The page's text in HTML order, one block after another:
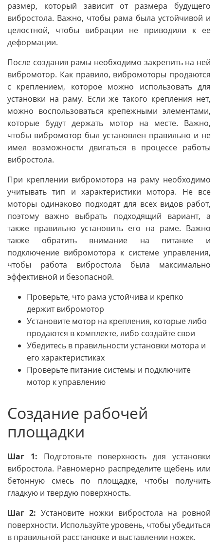
размер, который зависит от размера будущего
вибростола. Важно, чтобы рама была устойчивой и
целостной, чтобы вибрации не приводили к ее
деформации.
После создания рамы необходимо закрепить на ней
вибромотор. Как правило, вибромоторы продаются
с креплением, которое можно использовать для
установки на раму. Если же такого крепления нет,
можно воспользоваться крепежными элементами,
которые будут держать мотор на месте. Важно,
чтобы вибромотор был установлен правильно и не
имел возможности двигаться в процессе работы
вибростола.
При креплении вибромотора на раму необходимо
учитывать тип и характеристики мотора. Не все
моторы одинаково подходят для всех видов работ,
поэтому важно выбрать подходящий вариант, а
также правильно установить его на раме. Важно
также обратить внимание на питание и
подключение вибромотора к системе управления,
чтобы работа вибростола была максимально
эффективной и безопасной.
Проверьте, что рама устойчива и крепко
держит вибромотор
Установите мотор на крепления, которые либо
продаются в комплекте, либо создайте свои
Убедитесь в правильности установки мотора и
его характеристиках
Проверьте питание системы и подключите
мотор к управлению
Создание рабочей
площадки
Шаг 1: Подготовьте поверхность для установки
вибростола. Равномерно распределите щебень или
бетонную смесь по площадке, чтобы получить
гладкую и твердую поверхность.
Шаг 2: Установите ножки вибростола на ровной
поверхности. Используйте уровень, чтобы убедиться
в правильной расстановке и выставлении ножек.